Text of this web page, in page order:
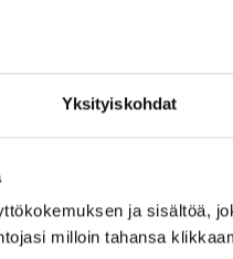
Yksityiskohdat
ja sisältöä,
milloin tahansa
näin:
liikkumista. Liikkujana
pääsen liikkumaan.